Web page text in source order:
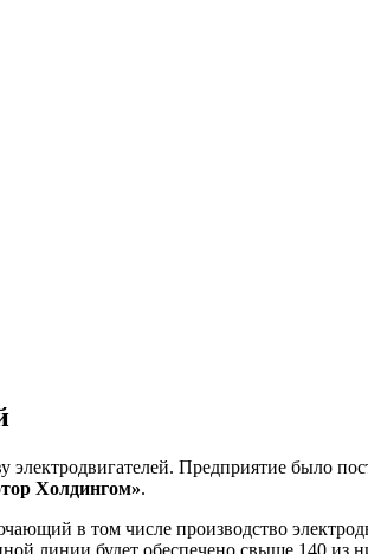
электродвигателей. Предприятие было
Холдингом».
в том числе производство
линии будет обеспечено свыше 140